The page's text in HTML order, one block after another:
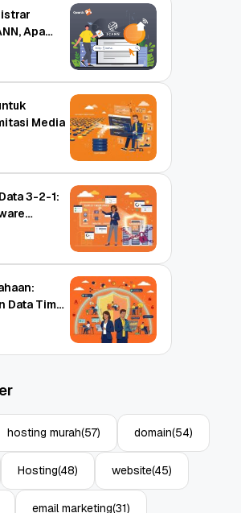
Apa
Media
3-2-1:
Data Tim
hosting murah(57) domain(54)
Hosting(48) website(45)
email marketing(31)